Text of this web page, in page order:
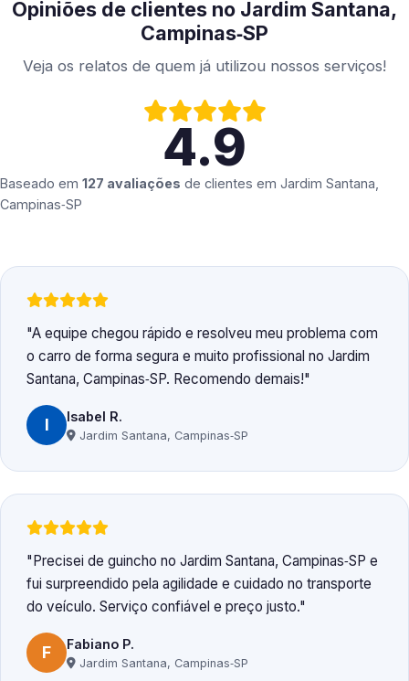
Opiniões de clientes no Jardim Santana,
Campinas‑SP
Veja os relatos de quem já utilizou nossos serviços!
4.9
Baseado em 127 avaliações de clientes em Jardim Santana,
Campinas‑SP
A equipe chegou rápido e resolveu meu problema com
o carro de forma segura e muito profissional no Jardim
Santana, Campinas‑SP. Recomendo demais!
I Isabel R.
Jardim Santana, Campinas‑SP
Precisei de guincho no Jardim Santana, Campinas‑SP e
fui surpreendido pela agilidade e cuidado no transporte
do veículo. Serviço confiável e preço justo.
F Fabiano P.
Jardim Santana, Campinas‑SP